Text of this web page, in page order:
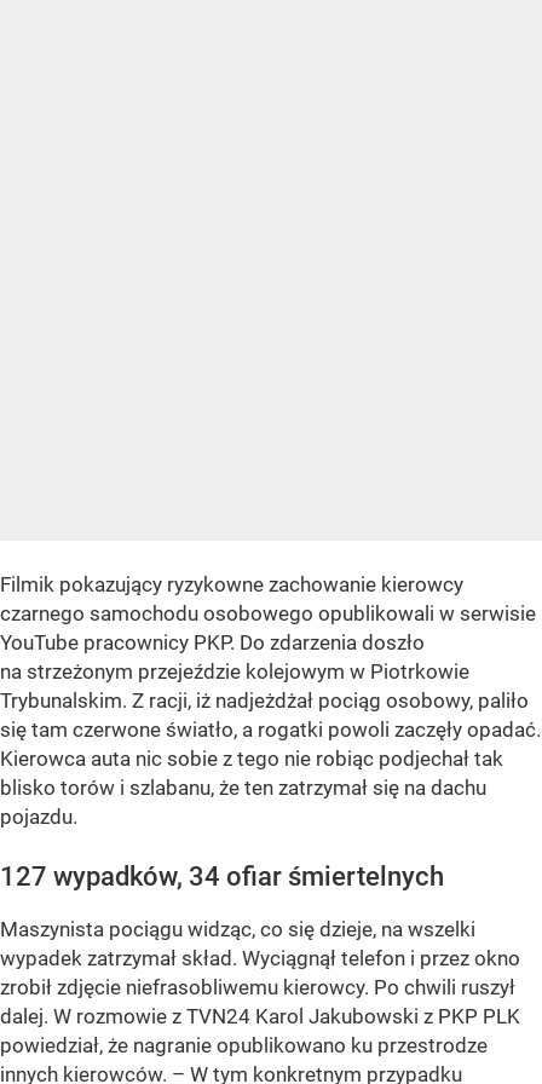
Filmik pokazujący ryzykowne zachowanie kierowcy
czarnego samochodu osobowego opublikowali w serwisie
YouTube pracownicy PKP. Do zdarzenia doszło
na strzeżonym przejeździe kolejowym w Piotrkowie
Trybunalskim. Z racji, iż nadjeżdżał pociąg osobowy, paliło
się tam czerwone światło, a rogatki powoli zaczęły opadać.
Kierowca auta nic sobie z tego nie robiąc podjechał tak
blisko torów i szlabanu, że ten zatrzymał się na dachu
pojazdu.
127 wypadków, 34 ofiar śmiertelnych
Maszynista pociągu widząc, co się dzieje, na wszelki
wypadek zatrzymał skład. Wyciągnął telefon i przez okno
zrobił zdjęcie niefrasobliwemu kierowcy. Po chwili ruszył
dalej. W rozmowie z TVN24 Karol Jakubowski z PKP PLK
powiedział, że nagranie opublikowano ku przestrodze
innych kierowców. – W tym konkretnym przypadku